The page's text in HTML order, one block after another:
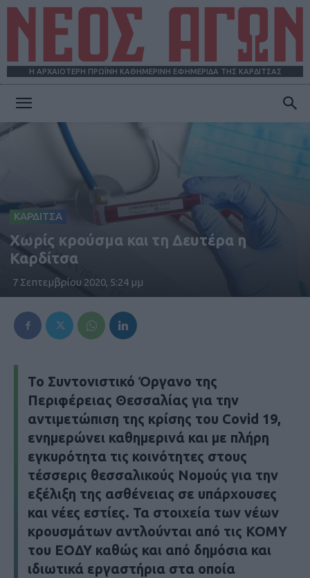
Η ΑΡΧΑΙΟΤΕΡΗ ΠΡΩΪΝΗ ΚΑΘΗΜΕΡΙΝΗ ΕΦΗΜΕΡΙΔΑ ΤΗΣ ΚΑΡΔΙΤΣΑΣ
ΚΑΡΔΙΤΣΑ
Xωρίς κρούσμα και τη Δευτέρα η
Καρδίτσα
7 Σεπτεμβρίου 2020, 5:24 μμ
Το Συντονιστικό Όργανο της
Περιφέρειας Θεσσαλίας για την
αντιμετώπιση της κρίσης του Covid 19,
ενημερώνει καθημερινά και με πλήρη
εγκυρότητα τις κοινότητες στους
τέσσερις θεσσαλικούς Νομούς για την
εξέλιξη της ασθένειας σε υπάρχουσες
και νέες εστίες. Τα στοιχεία των νέων
κρουσμάτων αντλούνται από τις ΚΟΜΥ
του ΕΟΔΥ καθώς και από δημόσια και
ιδιωτικά εργαστήρια στα οποία